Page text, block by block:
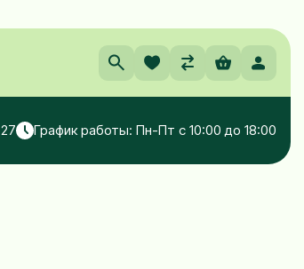
График работы: Пн-Пт с 10:00 до 18:00